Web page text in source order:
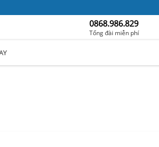
0868.986.829
Tổng đài miễn phí